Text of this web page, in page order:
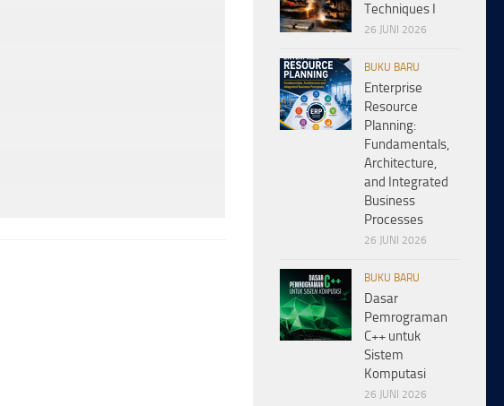
Techniques I
26 JUNI 2026
BUKU BARU
Enterprise
Resource
Planning:
Fundamentals,
Architecture,
and Integrated
Business
Processes
26 JUNI 2026
BUKU BARU
Dasar
Pemrograman
C++ untuk
Sistem
Komputasi
26 JUNI 2026